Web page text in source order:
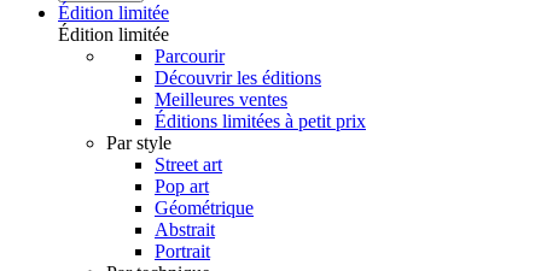
Édition limitée
Édition limitée
Parcourir
Découvrir les éditions
Meilleures ventes
Éditions limitées à petit prix
Par style
Street art
Pop art
Géométrique
Abstrait
Portrait